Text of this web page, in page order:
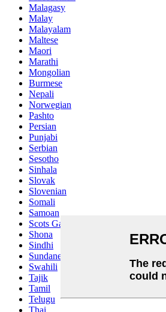
Malagasy
Malay
Malayalam
Maltese
Maori
Marathi
Mongolian
Burmese
Nepali
Norwegian
Pashto
Persian
Punjabi
Serbian
Sesotho
Sinhala
Slovak
Slovenian
Somali
Samoan
Scots Gaelic
Shona
Sindhi
Sundanese
Swahili
Tajik
Tamil
Telugu
Thai